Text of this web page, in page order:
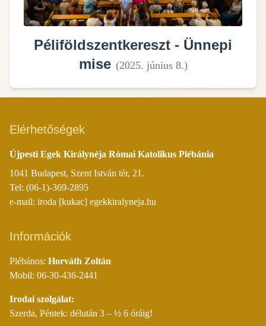
Péliföldszentkereszt - Ünnepi
mise (2025. június 8.)
Elérhetőségek
Újpesti Egek Királynéja Római Katolikus Plébánia
1041 Budapest, Szent István tér, 21.
Tel: (06-1)-369-2895
e-mail: iroda [kukac] egekkiralyneja.hu
Információk
Plébános: Horváth Zoltán
Mobil: 06-30-436-2441
Irodai szolgálat:
Szerda, Péntek: délután 3 – ½ 6 óráig!